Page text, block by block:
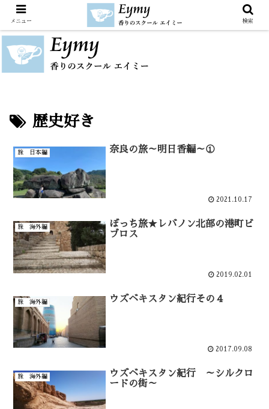
歴史好き
旅 日本編 奈良の旅～明日香編～①
2021.10.17
旅 海外編
ぼっち旅★レバノン北部の港町ビ
ブロス
2019.02.01
旅 海外編 ウズベキスタン紀行その４
2017.09.08
旅 海外編
ウズベキスタン紀行 ～シルクロ
ードの街～
メニュー 検索